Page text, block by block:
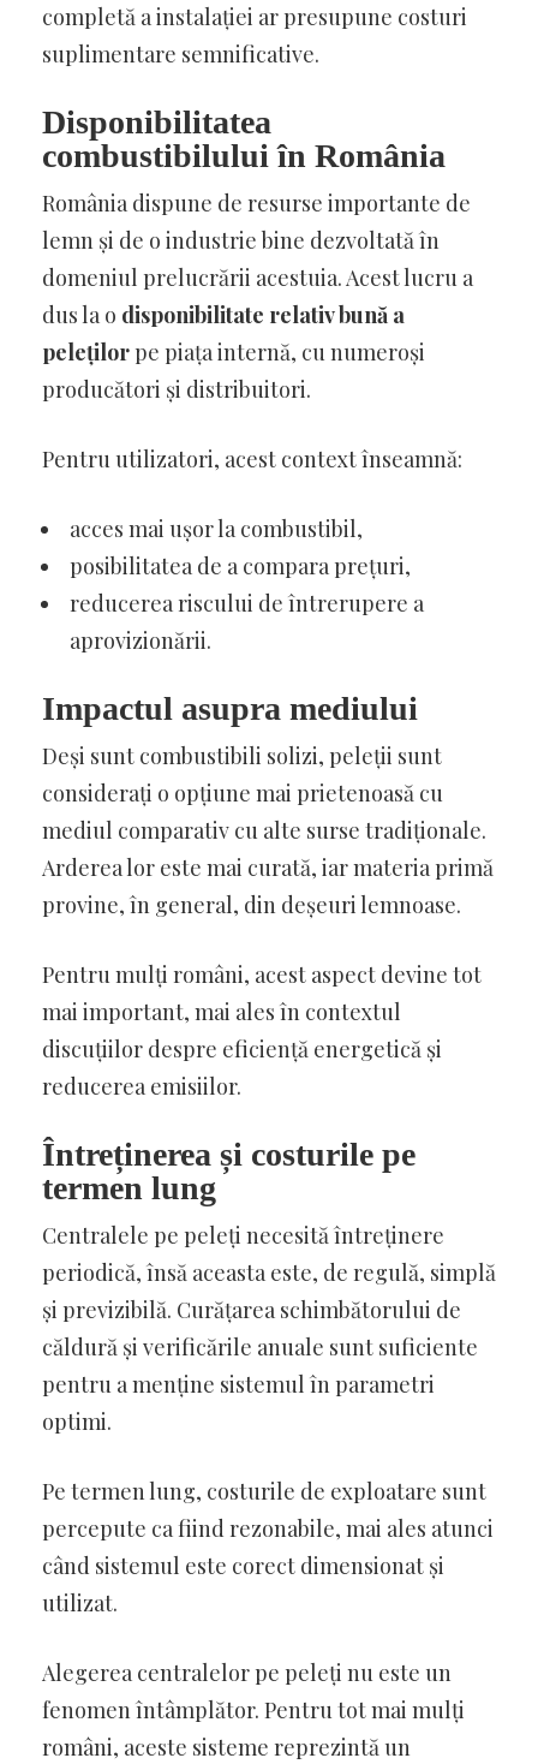
completă a instalației ar presupune costuri
suplimentare semnificative.
Disponibilitatea
combustibilului în România
România dispune de resurse importante de
lemn și de o industrie bine dezvoltată în
domeniul prelucrării acestuia. Acest lucru a
dus la o disponibilitate relativ bună a
pelețilorpe piața internă, cu numeroși
producători și distribuitori.
Pentru utilizatori, acest context înseamnă:
acces mai ușor la combustibil,
posibilitatea de a compara prețuri,
reducerea riscului de întrerupere a
aprovizionării.
Impactul asupra mediului
Deși sunt combustibili solizi, peleții sunt
considerați o opțiune mai prietenoasă cu
mediul comparativ cu alte surse tradiționale.
Arderea lor este mai curată, iar materia primă
provine, în general, din deșeuri lemnoase.
Pentru mulți români, acest aspect devine tot
mai important, mai ales în contextul
discuțiilor despre eficiență energetică și
reducerea emisiilor.
Întreținerea și costurile pe
termen lung
Centralele pe peleți necesită întreținere
periodică, însă aceasta este, de regulă, simplă
și previzibilă. Curățarea schimbătorului de
căldură și verificările anuale sunt suficiente
pentru a menține sistemul în parametri
optimi.
Pe termen lung, costurile de exploatare sunt
percepute ca fiind rezonabile, mai ales atunci
când sistemul este corect dimensionat și
utilizat.
Alegerea centralelor pe peleți nu este un
fenomen întâmplător. Pentru tot mai mulți
români, aceste sisteme reprezintă un